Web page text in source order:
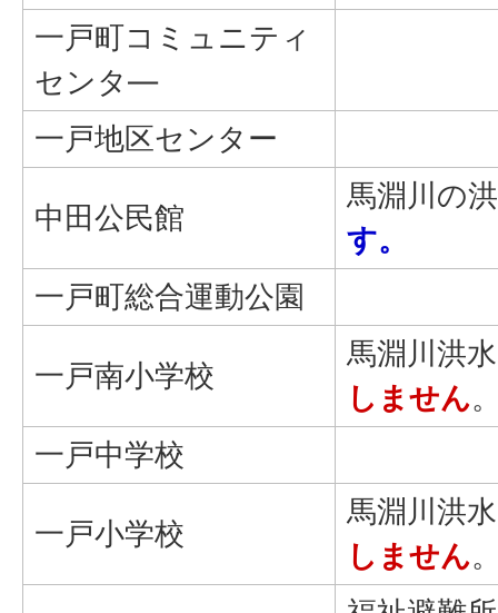
一戸町コミュニティ
センタ—
一戸地区センター
中田公民館
馬淵川の
す。
一戸町総合運動公園
一戸南小学校
馬淵川洪
しません
一戸中学校
一戸小学校
馬淵川洪
しません